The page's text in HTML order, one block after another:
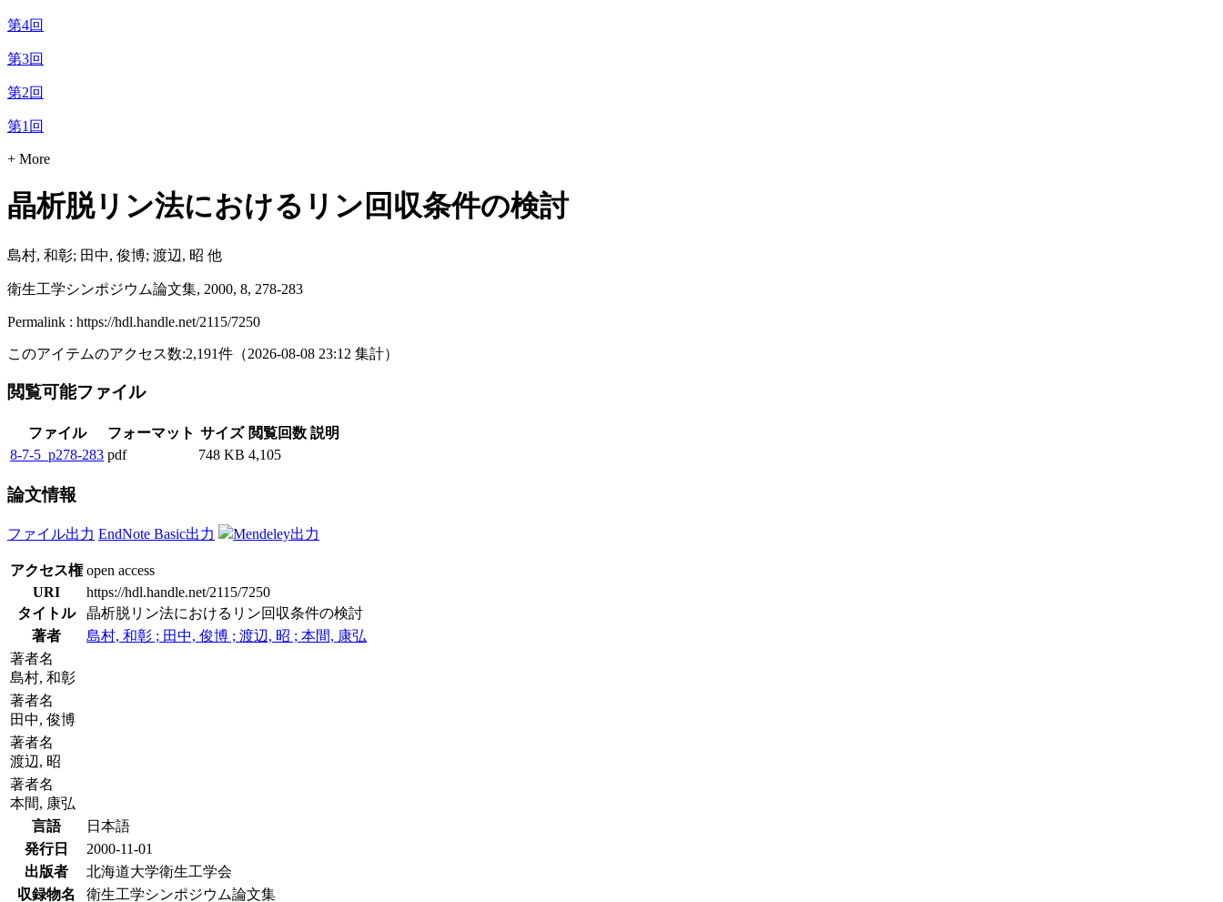
第4回
第3回
第2回
第1回
+ More
晶析脱リン法におけるリン回収条件の検討
島村, 和彰; 田中, 俊博; 渡辺, 昭 他
衛生工学シンポジウム論文集, 2000, 8, 278-283
Permalink : https://hdl.handle.net/2115/7250
このアイテムのアクセス数:2,191件 （2026-08-08 23:12 集計）
閲覧可能ファイル
ファイル フォーマット サイズ 閲覧回数 説明
8-7-5_p278-283 pdf 748 KB 4,105
論文情報
ファイル出力 EndNote Basic出力 Mendeley出力
アクセス権 open access
URI
https://hdl.handle.net/2115/7250
タイトル
晶析脱リン法におけるリン回収条件の検討
著者
島村, 和彰 ; 田中, 俊博 ; 渡辺, 昭 ; 本間, 康弘
著者名
島村, 和彰
著者名
田中, 俊博
著者名
渡辺, 昭
著者名
本間, 康弘
言語
日本語
発行日
2000-11-01
出版者
北海道大学衛生工学会
収録物名
衛生工学シンポジウム論文集